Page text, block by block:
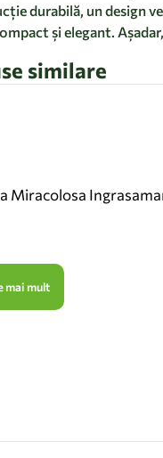
durabilă, un design
și elegant.
similare
Miracolosa
mai mult